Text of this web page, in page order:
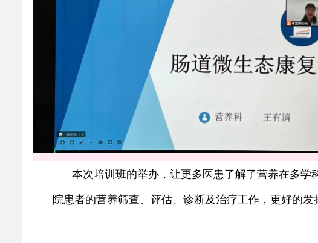
本次培训班的举办，让更多医患了解了营养在多
院患者的营养筛查、评估、诊断及治疗工作，更好的